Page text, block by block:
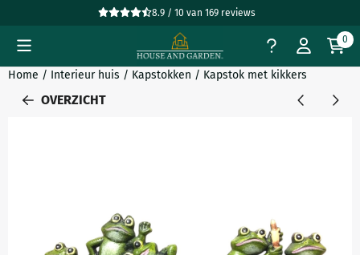
Cookievoorkeuren zijn beschikbaar. Kies instellingen of sta
8.9 / 10 van169 reviews
0
Home / Interieur huis / Kapstokken / Kapstok met kikkers
OVERZICHT